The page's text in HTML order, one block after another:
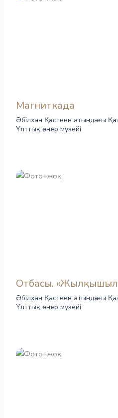
Магниткада
Әбілхан Қастеев атындағы
Ұлттық өнер музейі
Отбасы.
Әбілхан Қастеев атындағы
Ұлттық өнер музейі